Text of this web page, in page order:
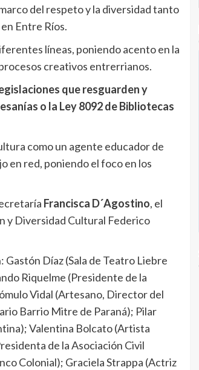
del respeto y la diversidad tanto
Entre Ríos.
líneas, poniendo acento en la
creativos entrerrianos.
que resguarden y
o la Ley 8092 de Bibliotecas
como un agente educador de
en red, poniendo el foco en los
Francisca D´Agostino, el
y Diversidad Cultural Federico
Díaz (Sala de Teatro Liebre
Riquelme (Presidente de la
Vidal (Artesano, Director del
Barrio Mitre de Paraná); Pilar
Valentina Bolcato (Artista
de la Asociación Civil
Colonial); Graciela Strappa (Actriz